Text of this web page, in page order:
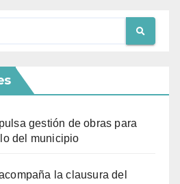
gestión de obras para
del municipio
la clausura del